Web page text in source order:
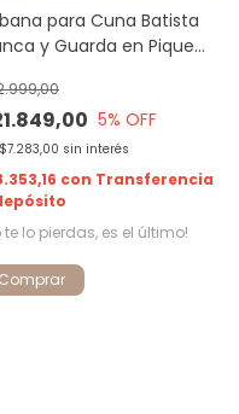
para Cuna Batista
y Guarda en Pique
5% OFF
$7.283,00 sin interés
con Transferencia
te lo pierdas, es el último!
Comprar